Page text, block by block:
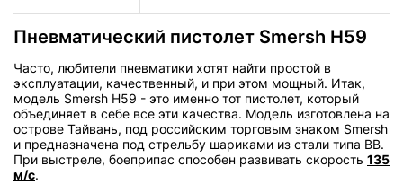
Пневматический пистолет Smersh H59
Часто, любители пневматики хотят найти простой в
эксплуатации, качественный, и при этом мощный. Итак,
модель Smersh H59 - это именно тот пистолет, который
объединяет в себе все эти качества. Модель изготовлена на
острове Тайвань, под российским торговым знаком Smersh
и предназначена под стрельбу шариками из стали типа BB.
При выстреле, боеприпас способен развивать скорость 135
м/с.